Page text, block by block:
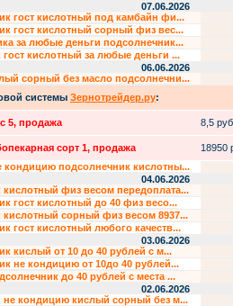
07.06.2026
гост кислотный под камбайн фи...
гост кислотный сорный физ вес...
за любые деньги подсолнечник...
кислотный за любые деньги ...
06.06.2026
сорный без масло подсолнечни...
системы Зернотрейдер.ру:
5, продажа 8,5
сорт 1, продажа
18950
кондицию подсолнечник кислотны...
04.06.2026
физ весом передоплата...
гост кислотный до 40 физ весо...
сорный физ весом 8937...
гост кислотный любого качеств...
03.06.2026
кислый от 10 до 40 рублей с м...
не кондицию от 10до 40 рублей...
до 40 рублей с места ...
02.06.2026
не кондицию кислый сорный без м...